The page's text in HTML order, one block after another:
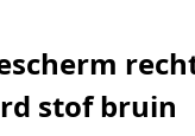
stof bruin